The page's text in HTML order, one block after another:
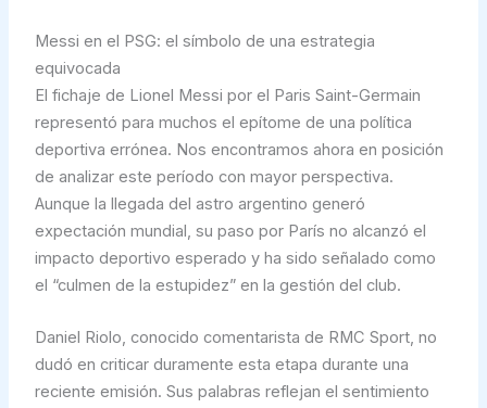
Messi en el PSG: el símbolo de una estrategia
equivocada
El fichaje de Lionel Messi por el Paris Saint-Germain
representó para muchos el epítome de una política
deportiva errónea. Nos encontramos ahora en posición
de analizar este período con mayor perspectiva.
Aunque la llegada del astro argentino generó
expectación mundial, su paso por París no alcanzó el
impacto deportivo esperado y ha sido señalado como
el “culmen de la estupidez” en la gestión del club.
Daniel Riolo, conocido comentarista de RMC Sport, no
dudó en criticar duramente esta etapa durante una
reciente emisión. Sus palabras reflejan el sentimiento